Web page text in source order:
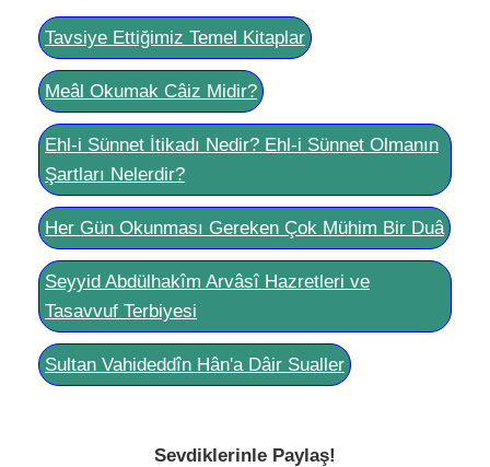
Tavsiye Ettiğimiz Temel Kitaplar
Meâl Okumak Câiz Midir?
Ehl-i Sünnet İtikadı Nedir? Ehl-i Sünnet Olmanın
Şartları Nelerdir?
Her Gün Okunması Gereken Çok Mühim Bir Duâ
Seyyid Abdülhakîm Arvâsî Hazretleri ve
Tasavvuf Terbiyesi
Sultan Vahideddîn Hân'a Dâir Sualler
Sevdiklerinle Paylaş!